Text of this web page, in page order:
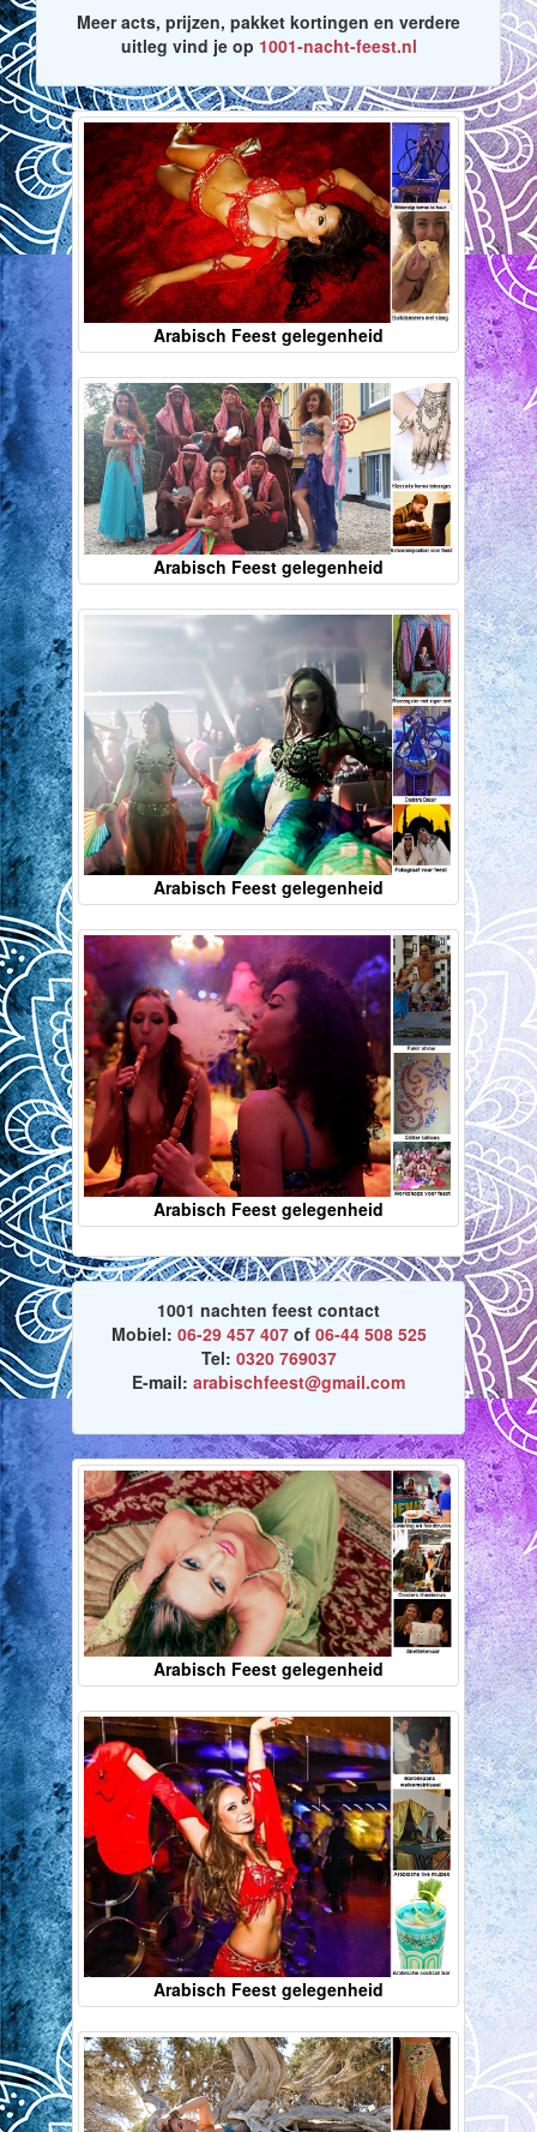
Meer acts, prijzen, pakket kortingen en verdere
uitleg vind je op 1001-nacht-feest.nl
Arabisch Feest gelegenheid
Arabisch Feest gelegenheid
Arabisch Feest gelegenheid
Arabisch Feest gelegenheid
1001 nachten feest contact
Mobiel: 06-29 457 407of 06-44 508 525
Tel: 0320 769037
E-mail: arabischfeest@gmail.com
Arabisch Feest gelegenheid
Arabisch Feest gelegenheid